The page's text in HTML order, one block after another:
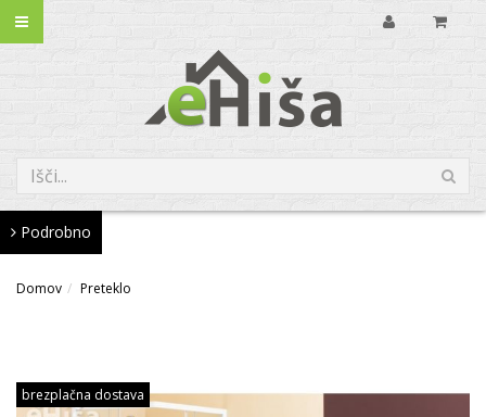
Podrobno
Domov Preteklo
brezplačna dostava